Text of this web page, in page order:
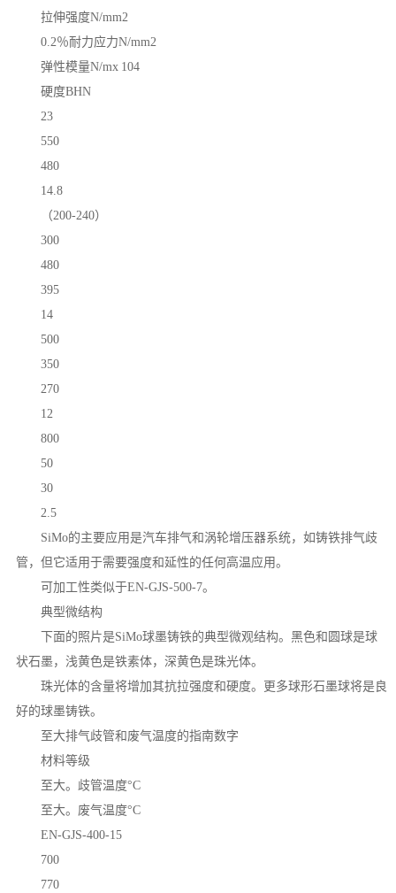
拉伸强度N/mm2
0.2％耐力应力N/mm2
弹性模量N/mx 104
硬度BHN
23
550
480
14.8
（200-240）
300
480
395
14
500
350
270
12
800
50
30
2.5
SiMo的主要应用是汽车排气和涡轮增压器系统，如铸铁排气歧
管，但它适用于需要强度和延性的任何高温应用。
可加工性类似于EN-GJS-500-7。
典型微结构
下面的照片是SiMo球墨铸铁的典型微观结构。黑色和圆球是球
状石墨，浅黄色是铁素体，深黄色是珠光体。
珠光体的含量将增加其抗拉强度和硬度。更多球形石墨球将是良
好的球墨铸铁。
至大排气歧管和废气温度的指南数字
材料等级
至大。歧管温度°C
至大。废气温度°C
EN-GJS-400-15
700
770